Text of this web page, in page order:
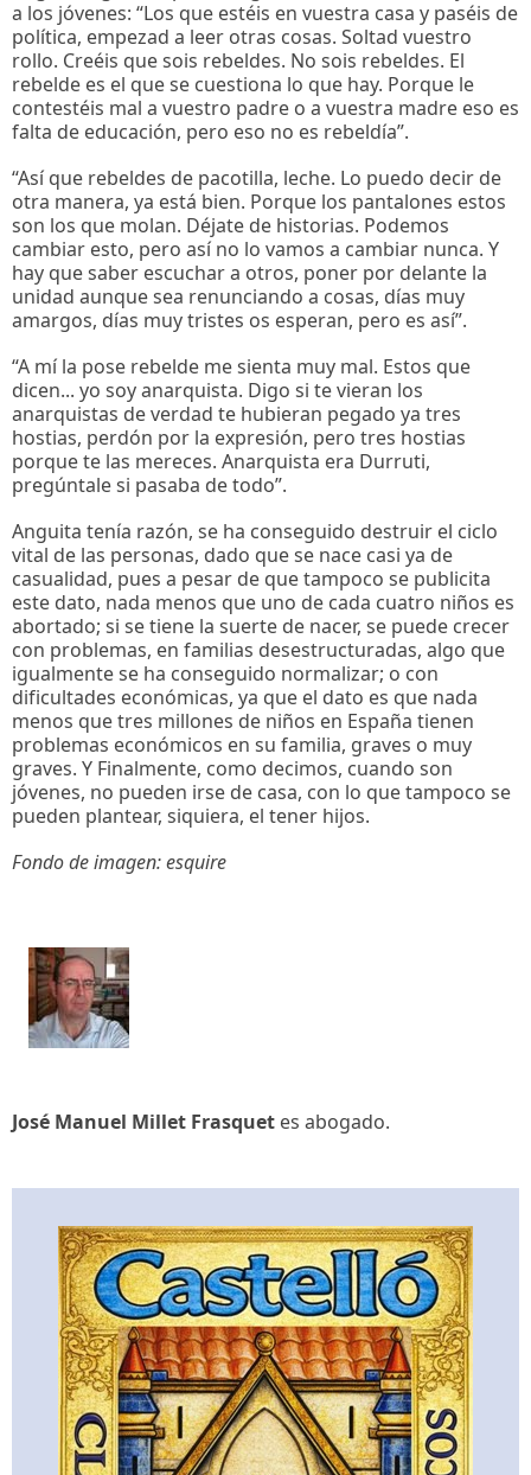
a los jóvenes: “Los que estéis en vuestra casa y paséis de
política, empezad a leer otras cosas. Soltad vuestro
rollo. Creéis que sois rebeldes. No sois rebeldes. El
rebelde es el que se cuestiona lo que hay. Porque le
contestéis mal a vuestro padre o a vuestra madre eso es
falta de educación, pero eso no es rebeldía”.
“Así que rebeldes de pacotilla, leche. Lo puedo decir de
otra manera, ya está bien. Porque los pantalones estos
son los que molan. Déjate de historias. Podemos
cambiar esto, pero así no lo vamos a cambiar nunca. Y
hay que saber escuchar a otros, poner por delante la
unidad aunque sea renunciando a cosas, días muy
amargos, días muy tristes os esperan, pero es así”.
“A mí la pose rebelde me sienta muy mal. Estos que
dicen... yo soy anarquista. Digo si te vieran los
anarquistas de verdad te hubieran pegado ya tres
hostias, perdón por la expresión, pero tres hostias
porque te las mereces. Anarquista era Durruti,
pregúntale si pasaba de todo”.
Anguita tenía razón, se ha conseguido destruir el ciclo
vital de las personas, dado que se nace casi ya de
casualidad, pues a pesar de que tampoco se publicita
este dato, nada menos que uno de cada cuatro niños es
abortado; si se tiene la suerte de nacer, se puede crecer
con problemas, en familias desestructuradas, algo que
igualmente se ha conseguido normalizar; o con
dificultades económicas, ya que el dato es que nada
menos que tres millones de niños en España tienen
problemas económicos en su familia, graves o muy
graves. Y Finalmente, como decimos, cuando son
jóvenes, no pueden irse de casa, con lo que tampoco se
pueden plantear, siquiera, el tener hijos.
Fondo de imagen: esquire
José Manuel Millet Frasquet es abogado.